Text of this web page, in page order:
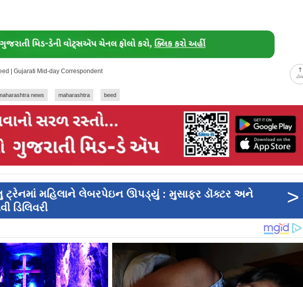
| Gujarati Mid-day Correspondent
news maharashtra beed
ટ્રેનમાં મહિલાને લેબરપેઇન ઊપડ્યું : મુસાફર ડૉક્ટર અને
ડિલિવરી
>